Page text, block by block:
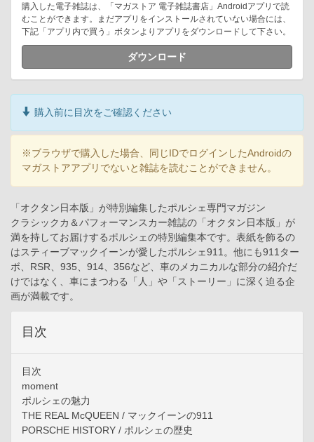
購入した電子雑誌は、「マガストア 電子雑誌書店」Androidアプリで読
むことができます。まだアプリをインストールされていない場合には、
下記「アプリ内で買う」ボタンよりアプリをダウンロードして下さい。
ダウンロード
購入前に目次をご確認ください
※ブラウザで購入した場合、同じIDでログインしたAndroidの
マガストアアプリでないと雑誌を読むことができません。
「オクタン日本版」が特別編集したポルシェ専門マガジン
クラシックカ＆パフォーマンスカー雑誌の「オクタン日本版」が
満を持してお届けするポルシェの特別編集本です。表紙を飾るの
はスティーブマックイーンが愛したポルシェ911。他にも911ター
ボ、RSR、935、914、356など、車のメカニカルな部分の紹介だ
けではなく、車にまつわる「人」や「ストーリー」に深く迫る企
画が満載です。
目次
目次
moment
ポルシェの魅力
THE REAL McQUEEN / マックイーンの911
PORSCHE HISTORY / ポルシェの歴史